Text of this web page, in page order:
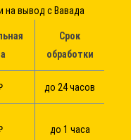
на вывод с Вавада
Срок
обработки
до 24 часов
до 1 часа